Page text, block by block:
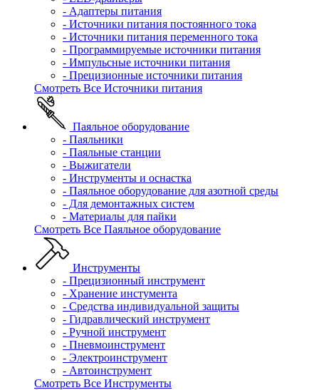
- Адаптеры питания
- Источники питания постоянного тока
- Источники питания переменного тока
- Программируемые источники питания
- Импульсные источники питания
- Прецизионные источники питания
Смотреть Все Источники питания
Паяльное оборудование
- Паяльники
- Паяльные станции
- Выжигатели
- Инструменты и оснастка
- Паяльное оборудование для азотной среды
- Для демонтажных систем
- Материалы для пайки
Смотреть Все Паяльное оборудование
Инструменты
- Прецизионный инструмент
- Хранение инстумента
- Средства индивидуальной защиты
- Гидравлический инструмент
- Ручной инструмент
- Пневмоинструмент
- Электроинструмент
- Автоинструмент
Смотреть Все Инструменты